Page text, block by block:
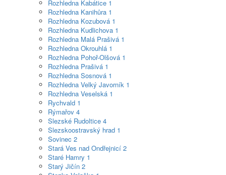
Rozhledna Kabátice 1
Rozhledna Kanihůra 1
Rozhledna Kozubová 1
Rozhledna Kudlichova 1
Rozhledna Malá Prašivá 1
Rozhledna Okrouhlá 1
Rozhledna Pohoř-Olšová 1
Rozhledna Prašivá 1
Rozhledna Sosnová 1
Rozhledna Velký Javorník 1
Rozhledna Veselská 1
Rychvald 1
Rýmařov 4
Slezské Rudoltice 4
Slezskoostravský hrad 1
Sovinec 2
Stará Ves nad Ondřejnicí 2
Staré Hamry 1
Starý Jičín 2